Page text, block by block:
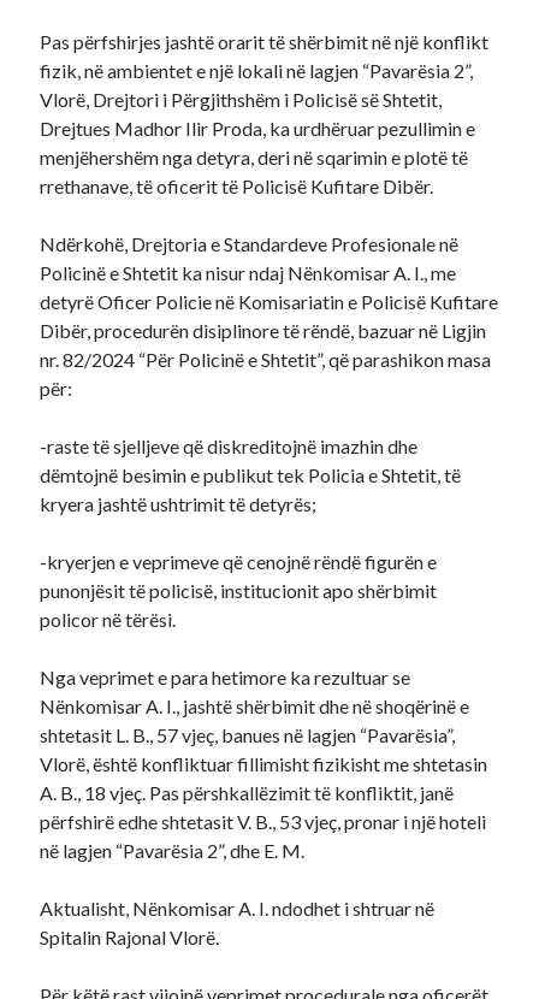
Pas përfshirjes jashtë orarit të shërbimit në një konflikt
fizik, në ambientet e një lokali në lagjen “Pavarësia 2”,
Vlorë, Drejtori i Përgjithshëm i Policisë së Shtetit,
Drejtues Madhor Ilir Proda, ka urdhëruar pezullimin e
menjëhershëm nga detyra, deri në sqarimin e plotë të
rrethanave, të oficerit të Policisë Kufitare Dibër.
Ndërkohë, Drejtoria e Standardeve Profesionale në
Policinë e Shtetit ka nisur ndaj Nënkomisar A. I., me
detyrë Oficer Policie në Komisariatin e Policisë Kufitare
Dibër, procedurën disiplinore të rëndë, bazuar në Ligjin
nr. 82/2024 “Për Policinë e Shtetit”, që parashikon masa
për:
-raste të sjelljeve që diskreditojnë imazhin dhe
dëmtojnë besimin e publikut tek Policia e Shtetit, të
kryera jashtë ushtrimit të detyrës;
-kryerjen e veprimeve që cenojnë rëndë figurën e
punonjësit të policisë, institucionit apo shërbimit
policor në tërësi.
Nga veprimet e para hetimore ka rezultuar se
Nënkomisar A. I., jashtë shërbimit dhe në shoqërinë e
shtetasit L. B., 57 vjeç, banues në lagjen “Pavarësia”,
Vlorë, është konfliktuar fillimisht fizikisht me shtetasin
A. B., 18 vjeç. Pas përshkallëzimit të konfliktit, janë
përfshirë edhe shtetasit V. B., 53 vjeç, pronar i një hoteli
në lagjen “Pavarësia 2”, dhe E. M.
Aktualisht, Nënkomisar A. I. ndodhet i shtruar në
Spitalin Rajonal Vlorë.